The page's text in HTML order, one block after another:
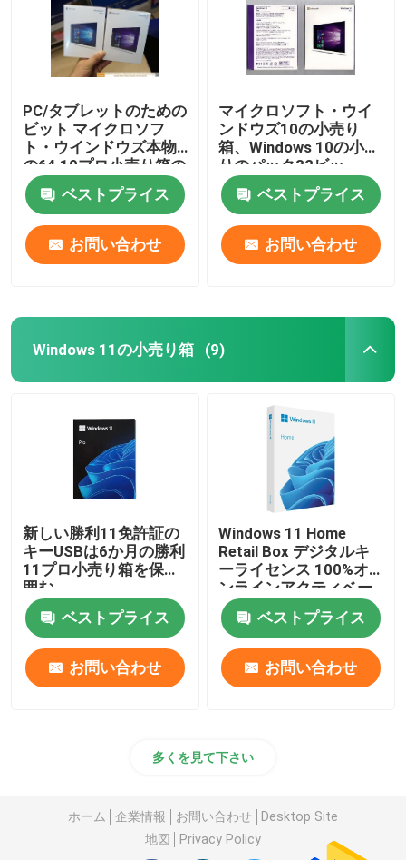
PC/タブレットのための
ビット マイクロソフ
ト・ウインドウズ本物
の64 10プロ小売り箱の
容易な使用
ベストプライス
お問い合わせ
マイクロソフト・ウイ
ンドウズ10の小売り
箱、Windows 10の小売
りのパック32ビッ
ト/64ビット
ベストプライス
お問い合わせ
Windows 11の小売り箱 (9)
新しい勝利11免許証の
キーUSBは6か月の勝利
11プロ小売り箱を保証
囲む
ベストプライス
お問い合わせ
Windows 11 Home
Retail Box デジタルキ
ーライセンス 100%オ
ンラインアクティベー
ションソフトウェア
ベストプライス
お問い合わせ
多くを見て下さい
ホーム 企業情報 お問い合わせ
Desktop Site
地図
Privacy Policy